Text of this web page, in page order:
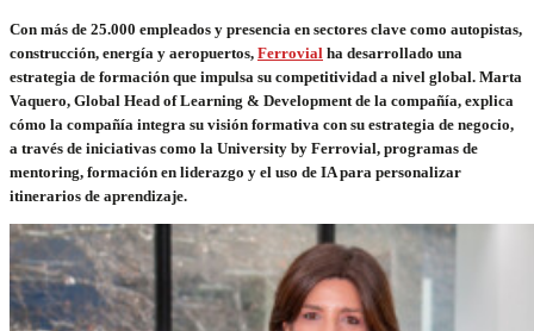
Con más de 25.000 empleados y presencia en sectores clave como autopistas,
construcción, energía y aeropuertos, Ferrovial ha desarrollado una
estrategia de formación que impulsa su competitividad a nivel global. Marta
Vaquero, Global Head of Learning & Development de la compañía, explica
cómo la compañía integra su visión formativa con su estrategia de negocio,
a través de iniciativas como la University by Ferrovial, programas de
mentoring, formación en liderazgo y el uso de IA para personalizar
itinerarios de aprendizaje.